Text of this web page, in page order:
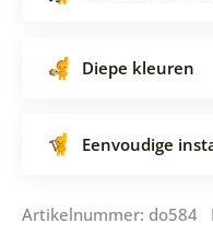
Diepe kleuren
Eenvoudige
Artikelnummer: do584